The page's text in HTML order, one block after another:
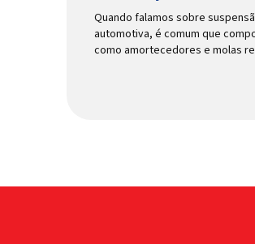
Quando falamos sobre
automotiva, é comum que
como amortecedores e molas